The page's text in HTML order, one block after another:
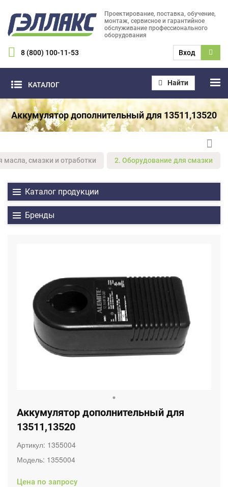
Проектирование, поставка, обучение,
монтаж, сервисное и гарантийное
обслуживание профессионального
оборудования
8 (800) 100-11-53 Вход
КАТАЛОГ Найти
Аккумулятор дополнительный для 13511,13520
смазки и отработки 2. Оборудование для смазки
Каталог продукции
Бренды
Аккумулятор дополнительный для
13511,13520
Артикул: 1355004
Модель: 1355004
Цена по запросу